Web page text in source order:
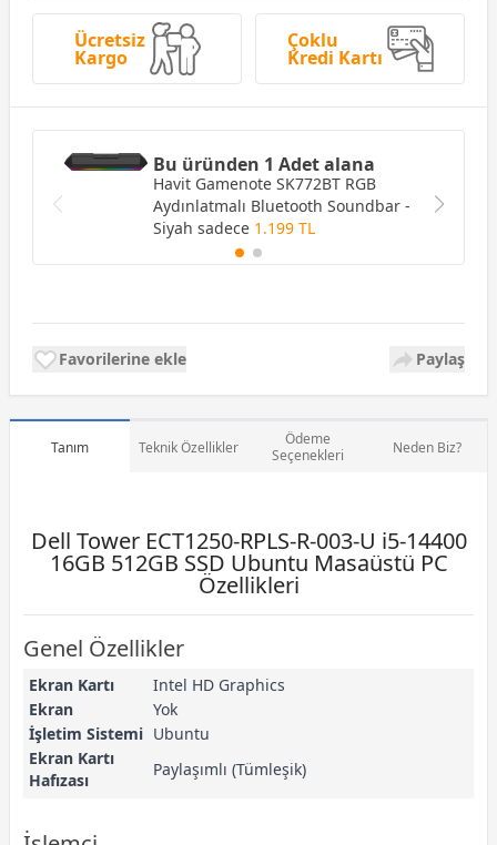
Ücretsiz
Kargo
Çoklu
Kredi Kartı
Bu üründen 1 Adet alana
Havit Gamenote SK772BT RGB
Aydınlatmalı Bluetooth Soundbar -
Siyah sadece 1.199 TL
Favorilerine ekle Paylaş
Tanım Teknik Özellikler
Ödeme
Seçenekleri
Neden Biz?
Dell Tower ECT1250-RPLS-R-003-U i5-14400
16GB 512GB SSD Ubuntu Masaüstü PC
Özellikleri
Genel Özellikler
Ekran Kartı
Intel HD Graphics
Ekran
Yok
İşletim Sistemi Ubuntu
Ekran Kartı
Hafızası
Paylaşımlı (Tümleşik)